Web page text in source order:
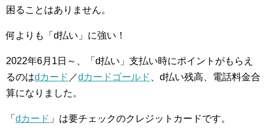
困ることはありません。
何よりも「d払い」に強い！
2022年6月1日～、「d払い」支払い時にポイントがもらえ
るのはdカード ／dカードゴールド
、d払い残高、電話料金合
算になりました。
「 dカード 」は要チェックのクレジットカードです。